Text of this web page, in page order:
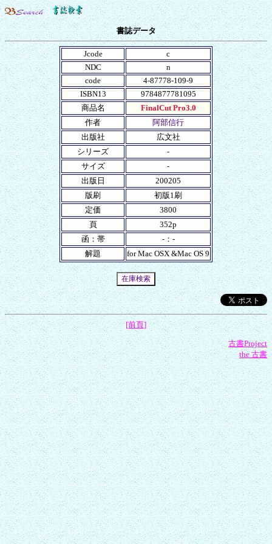
書誌データ
Jcode
c
NDC
n
code
4-87778-109-9
ISBN13
9784877781095
商品名
FinalCut Pro3.0
作者
阿部信行
出版社
広文社
シリーズ
-
サイズ
-
出版日
200205
版刷
初版1刷
定価
3800
頁
352p
函：帯
-：-
解題
for Mac OSX &Mac OS 9
[前頁]
古書Project
the 古書